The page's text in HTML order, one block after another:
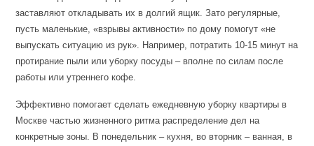
заставляют откладывать их в долгий ящик. Зато регулярные,
пусть маленькие, «взрывы активности» по дому помогут «не
выпускать ситуацию из рук». Например, потратить 10-15 минут на
протирание пыли или уборку посуды – вполне по силам после
работы или утреннего кофе.
Эффективно помогает сделать ежедневную уборку квартиры в
Москве частью жизненного ритма распределение дел на
конкретные зоны. В понедельник – кухня, во вторник – ванная, в